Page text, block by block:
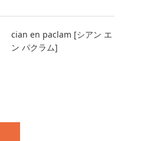
cian en paclam [シアン エ
ン パクラム]